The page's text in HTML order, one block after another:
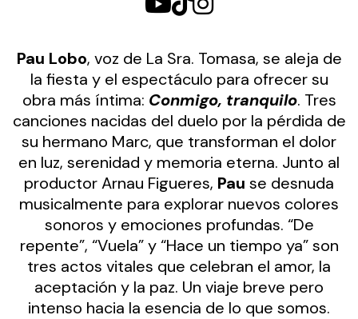
Pau Lobo, voz de La Sra. Tomasa, se aleja de
la fiesta y el espectáculo para ofrecer su
obra más íntima: Conmigo, tranquilo. Tres
canciones nacidas del duelo por la pérdida de
su hermano Marc, que transforman el dolor
en luz, serenidad y memoria eterna. Junto al
productor Arnau Figueres, Pau se desnuda
musicalmente para explorar nuevos colores
sonoros y emociones profundas. “De
repente”, “Vuela” y “Hace un tiempo ya” son
tres actos vitales que celebran el amor, la
aceptación y la paz. Un viaje breve pero
intenso hacia la esencia de lo que somos.